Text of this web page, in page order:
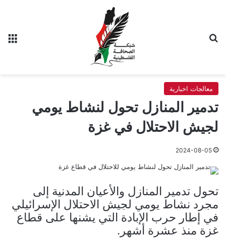
معالجات اخبارية
تدمير المنازل تحول لنشاط يومي
لجيش الاحتلال في غزة
2024-08-05
تحول تدمير المنازل والأعيان المدنية إلى
مجرد نشاط يومي لجيش الاحتلال الإسرائيلي
في إطار حرب الإبادة التي يشنها على قطاع
غزة منذ عشرة أشهر.